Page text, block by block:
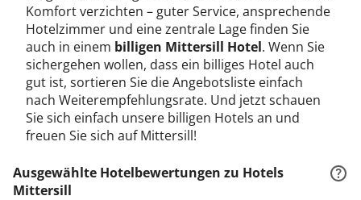
Komfort verzichten – guter Service, ansprechende
Hotelzimmer und eine zentrale Lage finden Sie
auch in einem billigen Mittersill Hotel. Wenn Sie
sichergehen wollen, dass ein billiges Hotel auch
gut ist, sortieren Sie die Angebotsliste einfach
nach Weiterempfehlungsrate. Und jetzt schauen
Sie sich einfach unsere billigen Hotels an und
freuen Sie sich auf Mittersill!
Ausgewählte Hotelbewertungen zu Hotels
Mittersill